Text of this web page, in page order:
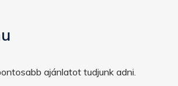
ajánlatot tudjunk adni.